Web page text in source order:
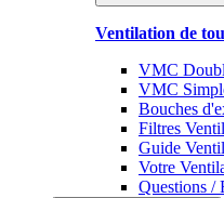
Ventilation de
VMC
VMC
Bouches
Filtres
Guide
Votre
Questions /